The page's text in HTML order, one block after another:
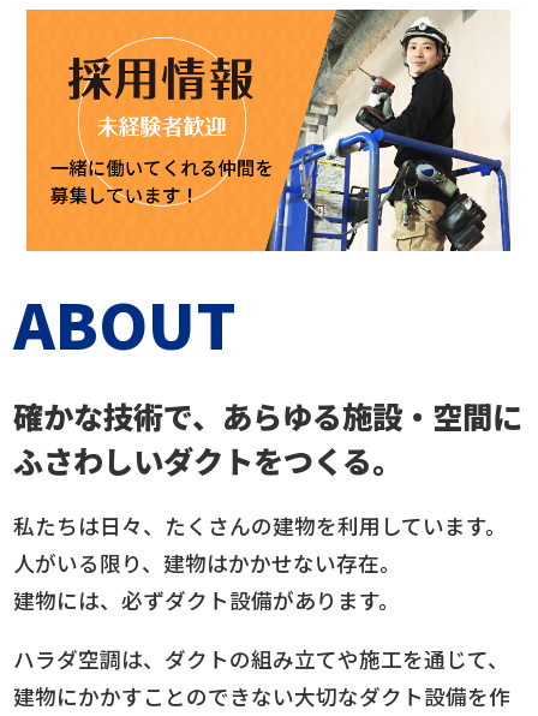
ABOUT
確かな技術で、あらゆる施設・空間に
ふさわしいダクトをつくる。
私たちは日々、たくさんの建物を利用しています。
人がいる限り、建物はかかせない存在。
建物には、必ずダクト設備があります。
ハラダ空調は、 ダクトの組み立てや施工を通じて、
建物にかかすことのできない大切なダクト設備を作